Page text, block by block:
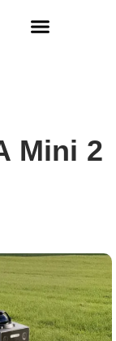
Mini 2